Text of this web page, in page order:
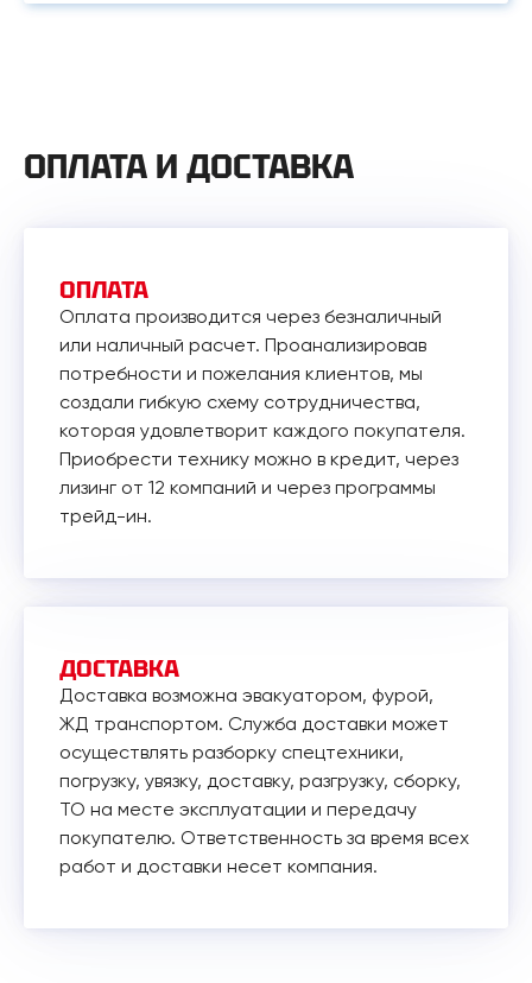
ОПЛАТА И ДОСТАВКА
ОПЛАТА
Оплата производится через безналичный
или наличный расчет. Проанализировав
потребности и пожелания клиентов, мы
создали гибкую схему сотрудничества,
которая удовлетворит каждого покупателя.
Приобрести технику можно в кредит, через
лизинг от 12 компаний и через программы
трейд-ин.
ДОСТАВКА
Доставка возможна эвакуатором, фурой,
ЖД транспортом. Служба доставки может
осуществлять разборку спецтехники,
погрузку, увязку, доставку, разгрузку, сборку,
ТО на месте эксплуатации и передачу
покупателю. Ответственность за время всех
работ и доставки несет компания.